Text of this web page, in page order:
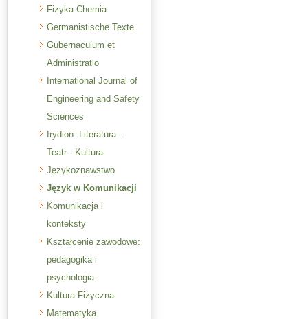
Fizyka.Chemia
Germanistische Texte
Gubernaculum et
Administratio
International Journal of
Engineering and Safety
Sciences
Irydion. Literatura -
Teatr - Kultura
Językoznawstwo
Język w Komunikacji
Komunikacja i
konteksty
Kształcenie zawodowe:
pedagogika i
psychologia
Kultura Fizyczna
Matematyka